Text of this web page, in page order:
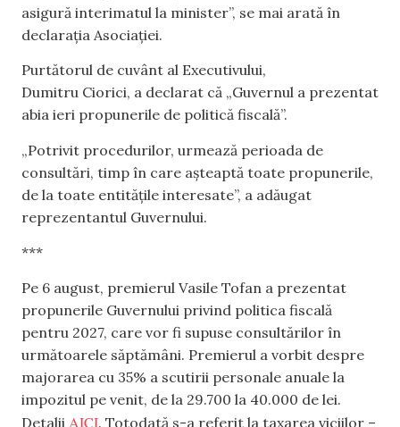
asigură interimatul la minister”, se mai arată în
declarația Asociației.
Purtătorul de cuvânt al Executivului,
Dumitru Ciorici, a declarat că „Guvernul a prezentat
abia ieri propunerile de politică fiscală”.
„Potrivit procedurilor, urmează perioada de
consultări, timp în care așteaptă toate propunerile,
de la toate entitățile interesate”, a adăugat
reprezentantul Guvernului.
***
Pe 6 august, premierul Vasile Tofan a prezentat
propunerile Guvernului privind politica fiscală
pentru 2027, care vor fi supuse consultărilor în
următoarele săptămâni. Premierul a vorbit despre
majorarea cu 35% a scutirii personale anuale la
impozitul pe venit, de la 29.700 la 40.000 de lei.
Detalii AICI. Totodată s-a referit la taxarea viciilor –